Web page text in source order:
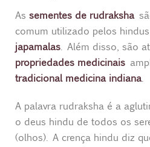
As sementes de rudraksha
comum utilizado pelos
japamalas. Além disso, são
propriedades medicinais
tradicional medicina indiana.
A palavra rudraksha é a
o deus hindu de todos os
(olhos). A crença hindu diz